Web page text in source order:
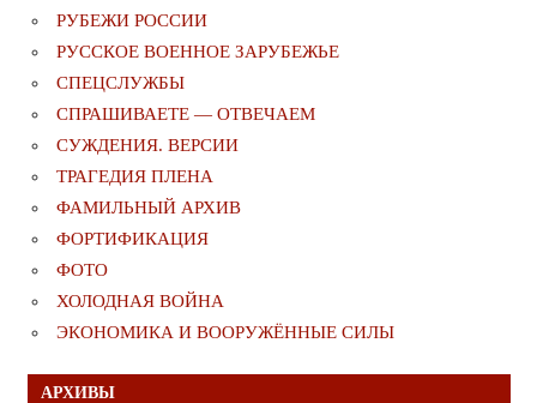
РУБЕЖИ РОССИИ
РУССКОЕ ВОЕННОЕ ЗАРУБЕЖЬЕ
СПЕЦСЛУЖБЫ
СПРАШИВАЕТЕ — ОТВЕЧАЕМ
СУЖДЕНИЯ. ВЕРСИИ
ТРАГЕДИЯ ПЛЕНА
ФАМИЛЬНЫЙ АРХИВ
ФОРТИФИКАЦИЯ
ФОТО
ХОЛОДНАЯ ВОЙНА
ЭКОНОМИКА И ВООРУЖЁННЫЕ СИЛЫ
АРХИВЫ